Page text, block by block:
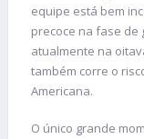
equipe está bem
precoce na fase de
atualmente na
também corre o
Americana.
O único grande